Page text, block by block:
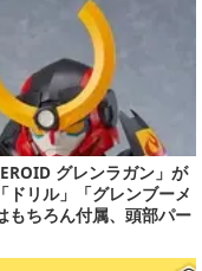
グレンラガン」が
ドリル」「グレンブーメ
もちろん付属、頭部パー
替えると「ラガン」も再